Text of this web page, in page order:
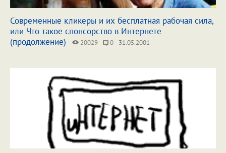
Современные кликеры и их бесплатная рабочая сила,
или Что такое спонсорство в Интернете
(продолжение)
20029 0 31.05.2001